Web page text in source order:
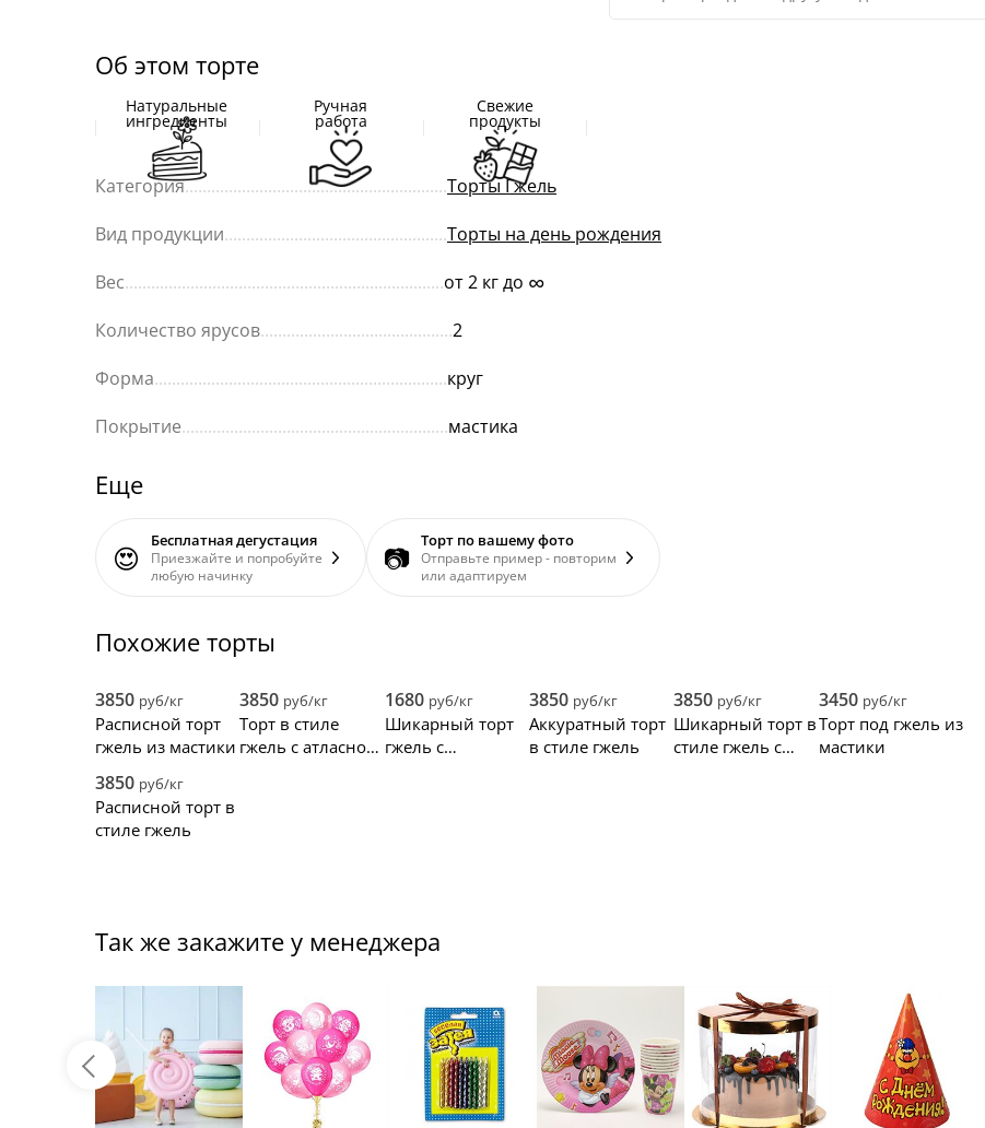
Об этом торте
Натуральные
ингредиенты
Ручная
работа
Свежие
продукты
Категория............................................................Торты Гжель
Вид продукции...................................................Торты на день рождения
Вес.........................................................................от 2 кг до ∞
Количество ярусов............................................2
Форма...................................................................круг
Покрытие.............................................................мастика
Еще
😍 Бесплатная дегустация
Приезжайте и попробуйте
любую начинку
📷 Торт по вашему фото
Отправьте пример - повторим
или адаптируем
Похожие торты
3850 руб/кг
Расписной торт
гжель из мастики
3850 руб/кг
Торт в стиле
гжель с атласной
1680 руб/кг
Шикарный торт
гжель с
3850 руб/кг
Аккуратный торт
в стиле гжель
3850 руб/кг
Шикарный торт в
стиле гжель с
3450 руб/кг
Торт под гжель из
мастики
3850 руб/кг
Расписной торт в
стиле гжель
Так же закажите у менеджера